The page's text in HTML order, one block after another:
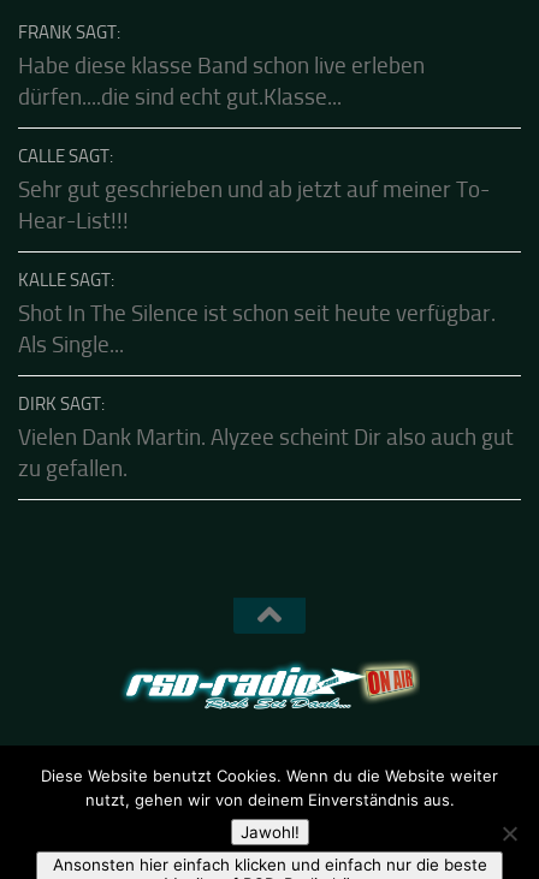
FRANK SAGT:
Habe diese klasse Band schon live erleben
dürfen....die sind echt gut.Klasse...
CALLE SAGT:
Sehr gut geschrieben und ab jetzt auf meiner To-
Hear-List!!!
KALLE SAGT:
Shot In The Silence ist schon seit heute verfügbar.
Als Single...
DIRK SAGT:
Vielen Dank Martin. Alyzee scheint Dir also auch gut
RSD-Radio © 2026. Alle Rechte vorbehalten.
Diese Website benutzt Cookies. Wenn du die Website weiter
nutzt, gehen wir von deinem Einverständnis aus.
Jawohl!
Ansonsten hier einfach klicken und einfach nur die beste